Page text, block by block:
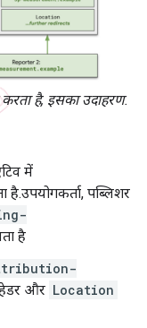
है, इसका उदाहरण.
में
है.उपयोगकर्ता, पब्लिशर
है
और Location